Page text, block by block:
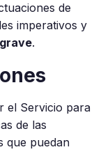
de
imperativos y
.
el Servicio para
de las
que puedan